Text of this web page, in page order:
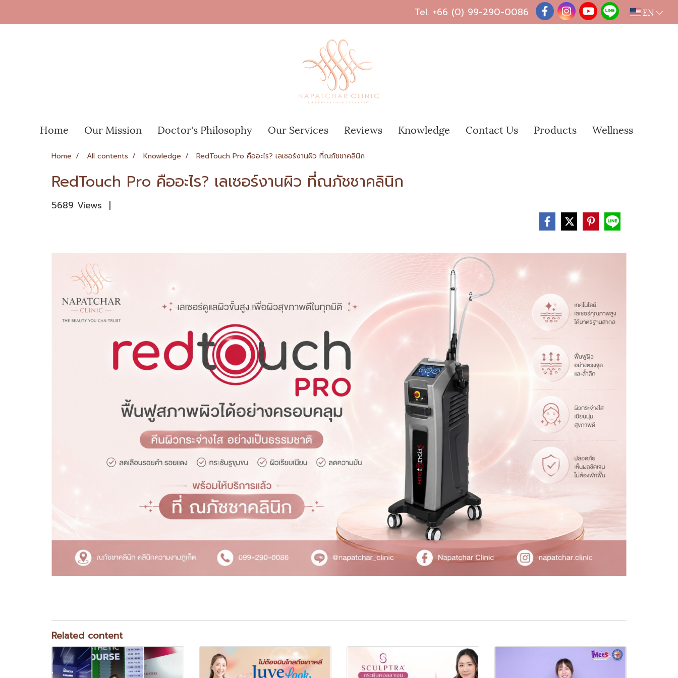
Tel. +66 (0) 99-290-0086 EN
Home Our Mission Doctor's Philosophy Our Services Reviews Knowledge Contact Us Products Wellness
Home All contents Knowledge RedTouch Pro คืออะไร? เลเซอร์งานผิว ที่ณภัชชาคลินิก
RedTouch Pro คืออะไร? เลเซอร์งานผิว ที่ณภัชชาคลินิก
5689 Views |
Related content